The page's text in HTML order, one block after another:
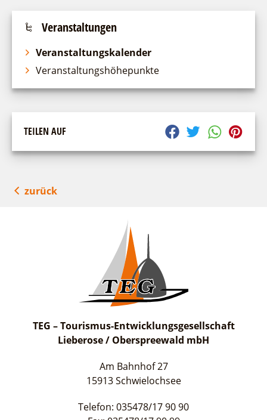
Veranstaltungen
Veranstaltungskalender
Veranstaltungshöhepunkte
TEILEN AUF
zurück
TEG – Tourismus-Entwicklungsgesellschaft
Lieberose / Oberspreewald mbH
Am Bahnhof 27
15913 Schwielochsee
Telefon: 035478/17 90 90